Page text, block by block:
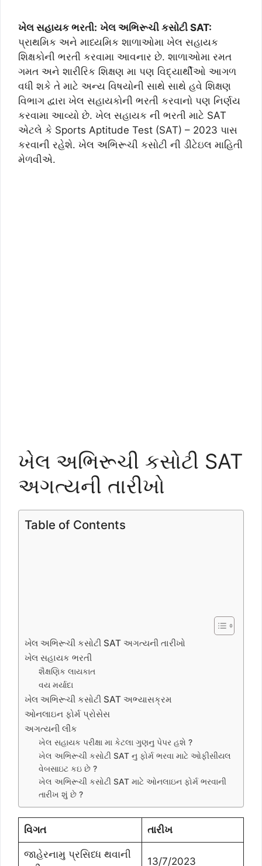
ખેલ સહાયક ભરતી: ખેલ અભિરૂચી કસોટી SAT:
પ્રાથમિક અને માધ્યમિક શાળાઓમા ખેલ સહાયક
શિક્ષકોની ભરતી કરવામા આવનાર છે. શાળાઓમા રમત
ગમત અને શારીરિક શિક્ષણ મા પણ વિદ્યાર્થીઓ આગળ
વધી શકે તે માટે અન્ય વિષયોની સાથે સાથે હવે શિક્ષણ
વિભાગ દ્વારા ખેલ સહાયકોની ભરતી કરવાનો પણ નિર્ણય
કરવામા આવ્યો છે. ખેલ સહાયક ની ભરતી માટે SAT
એટલે કે Sports Aptitude Test (SAT) – 2023 પાસ
કરવાની રહેશે. ખેલ અભિરૂચી કસોટી ની ડીટેઇલ માહિતી
મેળવીએ.
ખેલ અભિરૂચી કસોટી SAT
અગત્યની તારીખો
Table of Contents
ખેલ અભિરૂચી કસોટી SAT અગત્યની તારીખો
ખેલ સહાયક ભરતી
શૈક્ષણિક લાયકાત
વય મર્યાદા
ખેલ અભિરૂચી કસોટી SAT અભ્યાસક્રમ
ઓનલાઇન ફોર્મ પ્રોસેસ
અગત્યની લીંક
ખેલ સહાયક પરીક્ષા મા કેટલા ગુણનુ પેપર હશે ?
ખેલ અભિરૂચી કસોટી SAT નુ ફોર્મ ભરવા માટે ઓફીસીયલ
વેબસાઇટ કઇ છે ?
ખેલ અભિરૂચી કસોટી SAT માટે ઓનલાઇન ફોર્મ ભરવાની
તારીખ શું છે ?
વિગત તારીખ
જાહેરનામુ પ્રસિધ્ધ થવાની
13/7/2023